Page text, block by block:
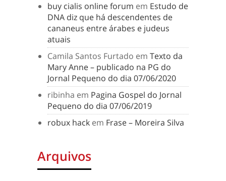
buy cialis online forum em Estudo de
DNA diz que há descendentes de
cananeus entre árabes e judeus
atuais
Camila Santos Furtado em Texto da
Mary Anne – publicado na PG do
Jornal Pequeno do dia 07/06/2020
ribinha em Pagina Gospel do Jornal
Pequeno do dia 07/06/2019
robux hack em Frase – Moreira Silva
Arquivos